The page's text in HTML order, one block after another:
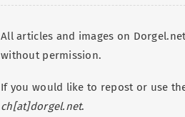
All articles and images on
without permission.
If you would like to repost or use
ch[at]dorgel.net.